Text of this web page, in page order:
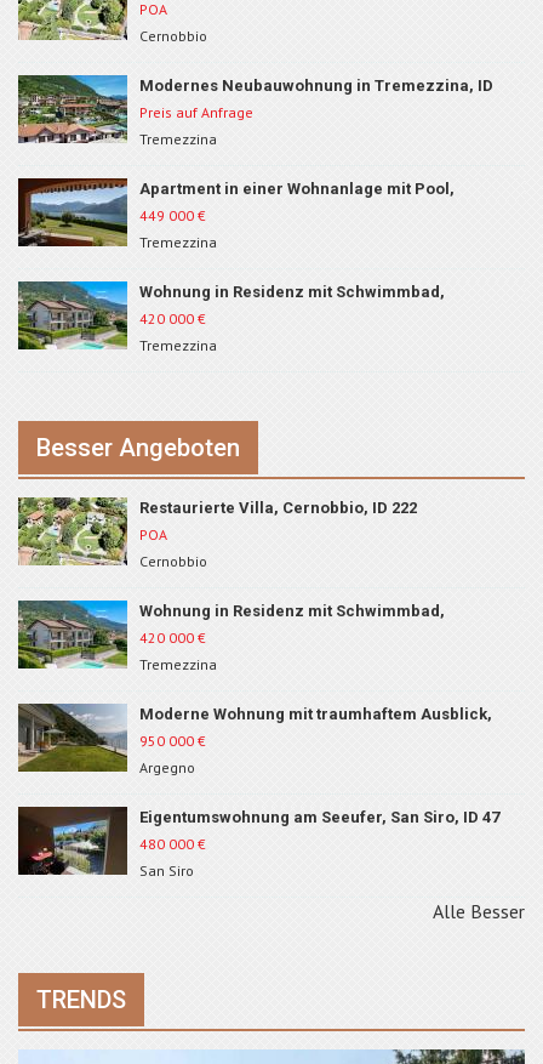
POA
Cernobbio
Modernes Neubauwohnung in Tremezzina, ID
80B1
Preis auf Anfrage
Tremezzina
Apartment in einer Wohnanlage mit Pool,
Tremezzina, ID 262
449 000 €
Tremezzina
Wohnung in Residenz mit Schwimmbad,
Tremezzina, ID 210
420 000 €
Tremezzina
Besser Angeboten
Restaurierte Villa, Cernobbio, ID 222
POA
Cernobbio
Wohnung in Residenz mit Schwimmbad,
Tremezzina, ID 210
420 000 €
Tremezzina
Moderne Wohnung mit traumhaftem Ausblick,
Argegno, ID 105
950 000 €
Argegno
Eigentumswohnung am Seeufer, San Siro, ID 47
480 000 €
San Siro
Alle Besser
TRENDS